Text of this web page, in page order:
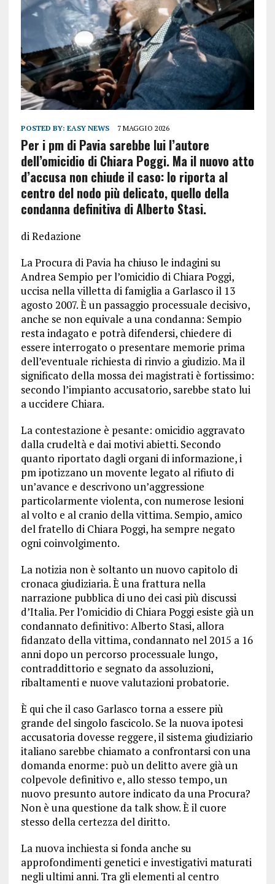
POSTED BY: EASY NEWS 7 MAGGIO 2026
Per i pm di Pavia sarebbe lui l’autore
dell’omicidio di Chiara Poggi. Ma il nuovo atto
d’accusa non chiude il caso: lo riporta al
centro del nodo più delicato, quello della
condanna definitiva di Alberto Stasi.
di Redazione
La Procura di Pavia ha chiuso le indagini su
Andrea Sempio per l’omicidio di Chiara Poggi,
uccisa nella villetta di famiglia a Garlasco il 13
agosto 2007. È un passaggio processuale decisivo,
anche se non equivale a una condanna: Sempio
resta indagato e potrà difendersi, chiedere di
essere interrogato o presentare memorie prima
dell’eventuale richiesta di rinvio a giudizio. Ma il
significato della mossa dei magistrati è fortissimo:
secondo l’impianto accusatorio, sarebbe stato lui
a uccidere Chiara.
La contestazione è pesante: omicidio aggravato
dalla crudeltà e dai motivi abietti. Secondo
quanto riportato dagli organi di informazione, i
pm ipotizzano un movente legato al rifiuto di
un’avance e descrivono un’aggressione
particolarmente violenta, con numerose lesioni
al volto e al cranio della vittima. Sempio, amico
del fratello di Chiara Poggi, ha sempre negato
ogni coinvolgimento.
La notizia non è soltanto un nuovo capitolo di
cronaca giudiziaria. È una frattura nella
narrazione pubblica di uno dei casi più discussi
d’Italia. Per l’omicidio di Chiara Poggi esiste già un
condannato definitivo: Alberto Stasi, allora
fidanzato della vittima, condannato nel 2015 a 16
anni dopo un percorso processuale lungo,
contraddittorio e segnato da assoluzioni,
ribaltamenti e nuove valutazioni probatorie.
È qui che il caso Garlasco torna a essere più
grande del singolo fascicolo. Se la nuova ipotesi
accusatoria dovesse reggere, il sistema giudiziario
italiano sarebbe chiamato a confrontarsi con una
domanda enorme: può un delitto avere già un
colpevole definitivo e, allo stesso tempo, un
nuovo presunto autore indicato da una Procura?
Non è una questione da talk show. È il cuore
stesso della certezza del diritto.
La nuova inchiesta si fonda anche su
approfondimenti genetici e investigativi maturati
negli ultimi anni. Tra gli elementi al centro